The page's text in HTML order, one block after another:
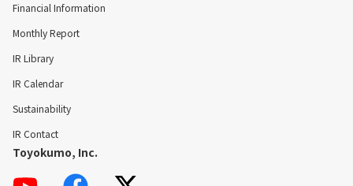
Financial Information
Monthly Report
IR Library
IR Calendar
Sustainability
IR Contact
Toyokumo, Inc.